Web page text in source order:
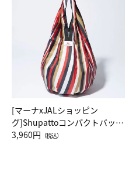
[マーナxJALショッピン
グ]Shupattoコンパクトバッグ
Drop JAL客室乗務員（LC）ス
3,960円 （税込）